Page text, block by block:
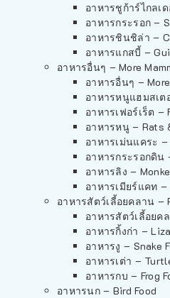
อาหารชูก้าร์ไกลเ
อาหารกระรอก –
อาหารชินชิล่า –
อาหารแกสบี้ –
อาหารอื่นๆ – More
อาหารอื่นๆ –
อาหารหนูแฮมสเต
อาหารเฟอร์เร็ต –
อาหารหนู – Rats
อาหารเม่นแคระ –
อาหารกระรอกดิน
อาหารลิง –
อาหารเมียร์แคท –
อาหารสัตว์เลี้อยคลาน –
อาหารสัตว์เลี้อยค
อาหารกิ้งก่า –
อาหารงู – Snake
อาหารเต่า –
อาหารกบ – Frog
อาหารนก – Bird Food